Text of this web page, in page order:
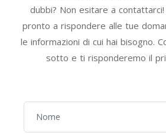
dubbi? Non esitare a
pronto a rispondere alle tue
le informazioni di cui hai bisogno.
sotto e ti risponderemo il